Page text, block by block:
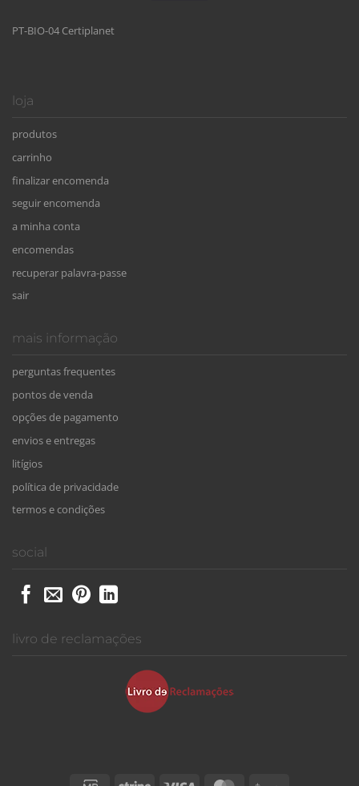
PT-BIO-04 Certiplanet
loja
produtos
carrinho
finalizar encomenda
seguir encomenda
a minha conta
encomendas
recuperar palavra-passe
sair
mais informação
perguntas frequentes
pontos de venda
opções de pagamento
envios e entregas
litígios
política de privacidade
termos e condições
social
livro de reclamações